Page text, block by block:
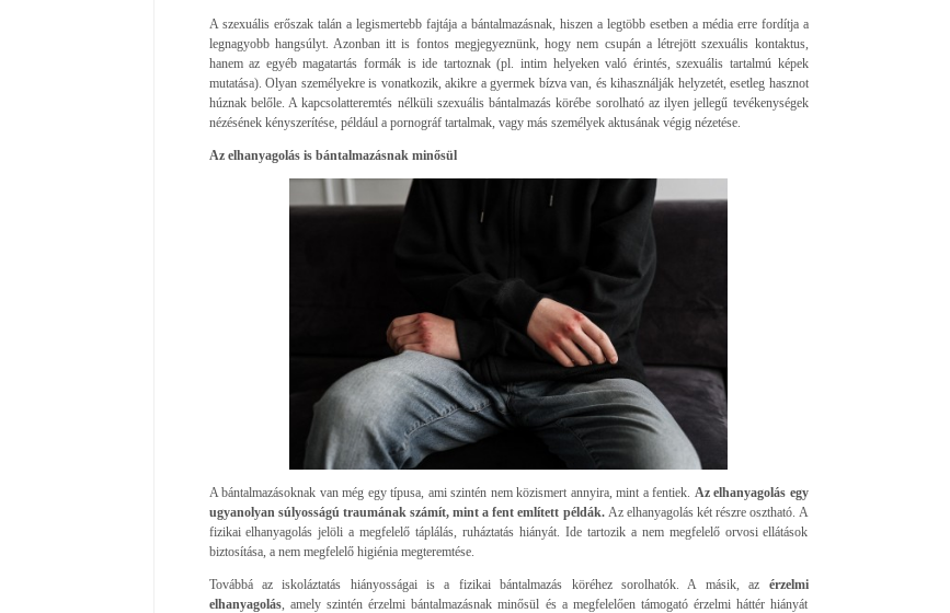
A szexuális erőszak talán a legismertebb fajtája a bántalmazásnak, hiszen a legtöbb esetben a média erre fordítja a
legnagyobb hangsúlyt. Azonban itt is fontos megjegyeznünk, hogy nem csupán a létrejött szexuális kontaktus,
hanem az egyéb magatartás formák is ide tartoznak (pl. intim helyeken való érintés, szexuális tartalmú képek
mutatása). Olyan személyekre is vonatkozik, akikre a gyermek bízva van, és kihasználják helyzetét, esetleg hasznot
húznak belőle. A kapcsolatteremtés nélküli szexuális bántalmazás körébe sorolható az ilyen jellegű tevékenységek
nézésének kényszerítése, például a pornográf tartalmak, vagy más személyek aktusának végig nézetése.
Az elhanyagolás is bántalmazásnak minősül
A bántalmazásoknak van még egy típusa, ami szintén nem közismert annyira, mint a fentiek. Az elhanyagolás egy
ugyanolyan súlyosságú traumának számít, mint a fent említett példák. Az elhanyagolás két részre osztható. A
fizikai elhanyagolás jelöli a megfelelő táplálás, ruháztatás hiányát. Ide tartozik a nem megfelelő orvosi ellátások
biztosítása, a nem megfelelő higiénia megteremtése.
Továbbá az iskoláztatás hiányosságai is a fizikai bántalmazás köréhez sorolhatók. A másik, az érzelmi
elhanyagolás, amely szintén érzelmi bántalmazásnak minősül és a megfelelően támogató érzelmi háttér hiányát